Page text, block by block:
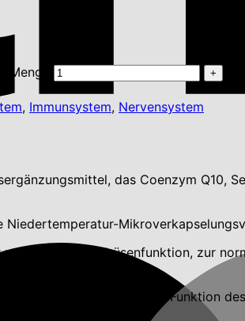
, Immunsystem, Nervensystem
das Coenzym Q10,
Schilddrüsenfunktion, zur
und der normalen Funktion